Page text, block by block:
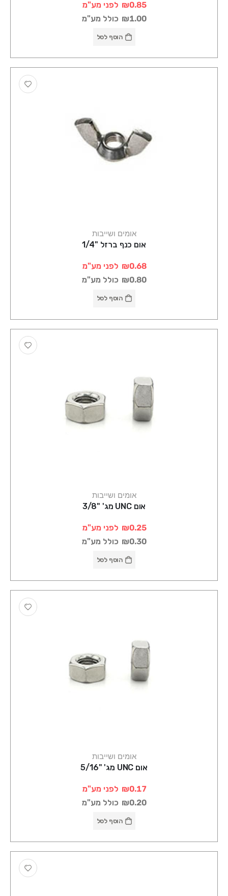
₪0.85 לפני מע"מ
₪1.00 כולל מע"מ
הוסף לסל
אומים ושייבות
אום כנף ברזל "1/4
₪0.68 לפני מע"מ
₪0.80 כולל מע"מ
הוסף לסל
אומים ושייבות
אום UNC מג' "3/8
₪0.25 לפני מע"מ
₪0.30 כולל מע"מ
הוסף לסל
אומים ושייבות
אום UNC מג' "5/16
₪0.17 לפני מע"מ
₪0.20 כולל מע"מ
הוסף לסל